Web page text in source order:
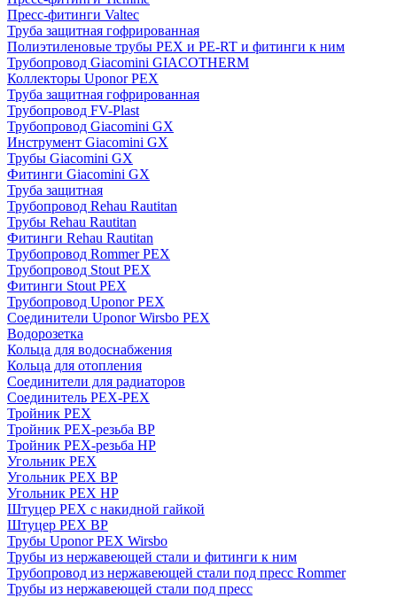
Пресс-фитинги Valtec
Труба защитная гофрированная
Полиэтиленовые трубы PEX и PE-RT и фитинги к ним
Трубопровод Giacomini GIACOTHERM
Коллекторы Uponor PEX
Труба защитная гофрированная
Трубопровод FV-Plast
Трубопровод Giacomini GX
Инструмент Giacomini GX
Трубы Giacomini GX
Фитинги Giacomini GX
Труба защитная
Трубопровод Rehau Rautitan
Трубы Rehau Rautitan
Фитинги Rehau Rautitan
Трубопровод Rommer PEX
Трубопровод Stout PEX
Фитинги Stout PEX
Трубопровод Uponor PEX
Соединители Uponor Wirsbo PEX
Водорозетка
Кольца для водоснабжения
Кольца для отопления
Соединители для радиаторов
Соединитель PEX-PEX
Тройник PEX
Тройник PEX-резьба ВР
Тройник PEX-резьба НР
Угольник PEX
Угольник PEX ВР
Угольник PEX НР
Штуцер PEX c накидной гайкой
Штуцер PEX ВР
Трубы Uponor PEX Wirsbo
Трубы из нержавеющей стали и фитинги к ним
Трубопровод из нержавеющей стали под пресс Rommer
Трубы из нержавеющей стали под пресс